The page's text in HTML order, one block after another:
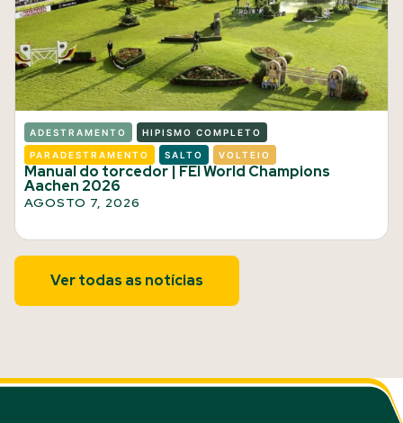
ADESTRAMENTO HIPISMO COMPLETO
PARADESTRAMENTO SALTO VOLTEIO
Manual do torcedor | FEI World Champions
Aachen 2026
AGOSTO 7, 2026
Ver todas as notícias